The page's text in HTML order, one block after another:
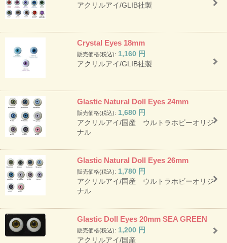
アクリルアイ/GLIB社製
Crystal Eyes 18mm
販売価格(税込): 1,160 円
アクリルアイ/GLIB社製
Glastic Natural Doll Eyes 24mm
販売価格(税込): 1,680 円
アクリルアイ/国産 ウルトラホビーオリジ
ナル
Glastic Natural Doll Eyes 26mm
販売価格(税込): 1,780 円
アクリルアイ/国産 ウルトラホビーオリジ
ナル
Glastic Doll Eyes 20mm SEA GREEN
販売価格(税込): 1,200 円
アクリルアイ/国産